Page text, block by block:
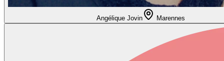
Angélique Jovin Marennes